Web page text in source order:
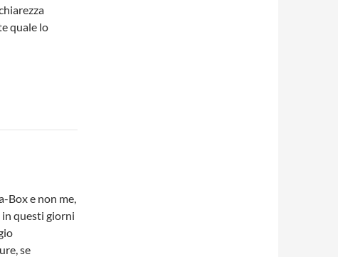
quale lo
Box e non me,
questi giorni
se